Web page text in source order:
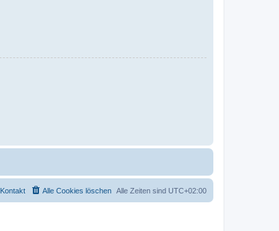
Alle Zeiten sind UTC+02:00
Alle Cookies löschen
Kontakt